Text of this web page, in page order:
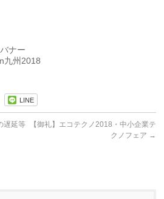
LINE
遅延等
【御礼】エコテクノ2018・中小企業テ
クノフェア →